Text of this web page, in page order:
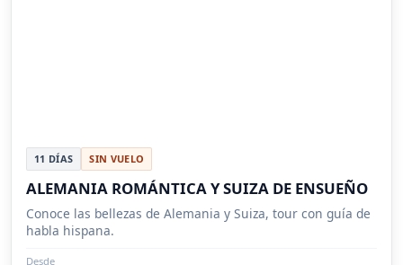
11 DÍAS SIN VUELO
ALEMANIA ROMÁNTICA Y SUIZA DE ENSUEÑO
Conoce las bellezas de Alemania y Suiza, tour con guía de
habla hispana.
Desde